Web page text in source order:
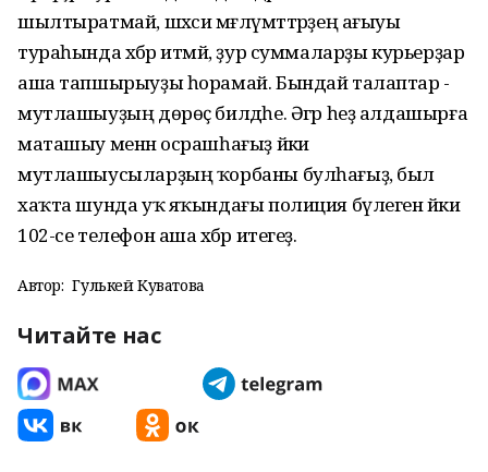
шылтыратмай, шәхси мәғлүмәттәрҙең ағыуы
тураһында хәбәр итмәй, ҙур суммаларҙы курьерҙар
аша тапшырыуҙы һорамай. Бындай талаптар -
мутлашыуҙың дөрөҫ билдәһе. Әгәр һеҙ алдашырға
маташыу менән осрашһағыҙ йәки
мутлашыусыларҙың ҡорбаны булһағыҙ, был
хаҡта шунда уҡ яҡындағы полиция бүлегенә йәки
102-се телефон аша хәбәр итегеҙ.
Автор: Гулькей Куватова
Читайте нас